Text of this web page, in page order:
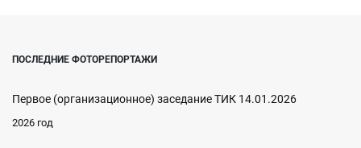
ПОСЛЕДНИЕ ФОТОРЕПОРТАЖИ
Первое (организационное) заседание ТИК 14.01.2026
2026 год